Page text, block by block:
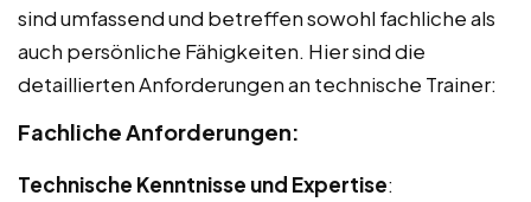
sind umfassend und betreffen sowohl fachliche als
auch persönliche Fähigkeiten. Hier sind die
detaillierten Anforderungen an technische Trainer:
Fachliche Anforderungen:
Technische Kenntnisse und Expertise: